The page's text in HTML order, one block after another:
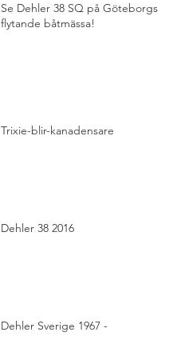
Se Dehler 38 SQ på Göteborgs
flytande båtmässa!
Trixie-blir-kanadensare
Dehler 38 2016
Dehler Sverige 1967 -